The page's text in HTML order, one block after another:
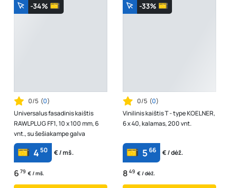
-34%
0/5 (0)
Universalus fasadinis kaištis
RAWLPLUG FF1, 10 x 100 mm, 6
vnt., su šešiakampe galva
450 € / mš.
6 79 € / mš.
-33%
0/5 (0)
Vinilinis kaištis T - type KOELNER,
6 x 40, kalamas, 200 vnt.
566 € / dėž.
8 49 € / dėž.